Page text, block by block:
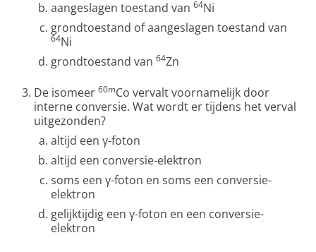
aangeslagen toestand van 64Ni
grondtoestand of aangeslagen toestand van
64Ni
grondtoestand van 64Zn
De isomeer 60mCo vervalt voornamelijk door
interne conversie. Wat wordt er tijdens het verval
uitgezonden?
altijd een γ-foton
altijd een conversie-elektron
soms een γ-foton en soms een conversie-
elektron
gelijktijdig een γ-foton en een conversie-
elektron